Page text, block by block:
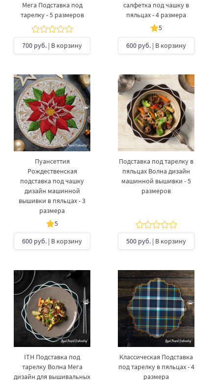
Мега Подставка под
тарелку​ - 5 размеров
700 руб. | В корзину
салфетка под чашку в
пяльцах - 4 размера
5
600 руб. | В корзину
Пуансеттия
Рождественская
подставка под чашку
дизайн машинной
вышивки в пяльцах - 3
размера
5
600 руб. | В корзину
Подставка под тарелку в
пяльцах Волна дизайн
машинной вышивки - 5
размеров
500 руб. | В корзину
ITH Подставка под
тарелку Волна Мега
дизайн для вышивальных
Классическая Подставка
под тарелку в пяльцах - 4
размера